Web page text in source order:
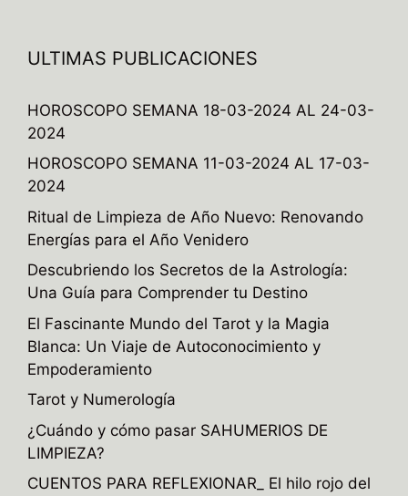
e
a
t
i
v
e
:
ULTIMAS PUBLICACIONES
HOROSCOPO SEMANA 18-03-2024 AL 24-03-
2024
HOROSCOPO SEMANA 11-03-2024 AL 17-03-
2024
Ritual de Limpieza de Año Nuevo: Renovando
Energías para el Año Venidero
Descubriendo los Secretos de la Astrología:
Una Guía para Comprender tu Destino
El Fascinante Mundo del Tarot y la Magia
Blanca: Un Viaje de Autoconocimiento y
Empoderamiento
Tarot y Numerología
¿Cuándo y cómo pasar SAHUMERIOS DE
LIMPIEZA?
CUENTOS PARA REFLEXIONAR_ El hilo rojo del